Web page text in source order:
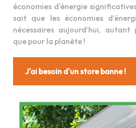
économies d'énergie
sait que les économies
nécessaires aujourd’hui,
que pour la planète !
J'ai besoin d'un store banne !